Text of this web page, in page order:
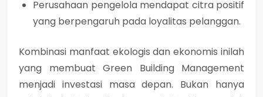
Perusahaan pengelola mendapat citra positif
yang berpengaruh pada loyalitas pelanggan.
Kombinasi manfaat ekologis dan ekonomis inilah
yang membuat Green Building Management
menjadi investasi masa depan. Bukan hanya